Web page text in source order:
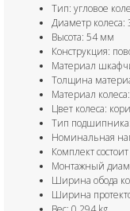
Тип: угловое
Диаметр
Высота: 54 мм
Конструкция:
Материал
Толщина
Материал
Цвет колеса:
Тип
Номинальная
Комплект
Монтажный
Ширина обода
Ширина